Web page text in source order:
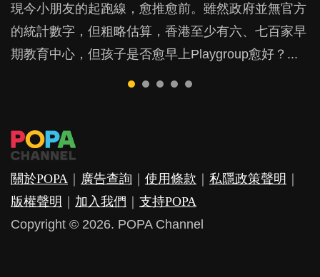
現今小朋友的起跑線，愈推愈前。雖然政府並無官方
的統計數字，但粗略估算，香港至少有六、七百家早
期教育中心，但孩子是否愈早上Playgroup愈好？...
由美國學者所創的 tools of the mind 課程，學生以遊
戲方式學習，學術能力和自制能力亦明顯比其他小朋
友優勝，到底這課程有何特別之處？...
鬱，影響日常生活，嚴重的甚至會有自殺，或傷害小
朋友的念頭。但為何爸爸患上產後抑鬱往往難以察
覺？...
父母日夜無間、身心俱疲地照顧BB，如何做到正向
教養？部份父母更會為了小朋友放棄自己的嗜好、減
少出席朋友聚會等等，你以為會換來美好的親子關
許多媽媽心底可能都有一刻掙扎過：究竟全職好，還
是在職好。雖說每個家庭都有自己的獨特狀況和考慮
因素，但原來全職和在職媽媽所養育的子女其實都各
關於POPA 廣告查詢 使用條款 私隱政策聲明
版權聲明
加入我們
支持POPA
Copyright © 2026. POPA Channel